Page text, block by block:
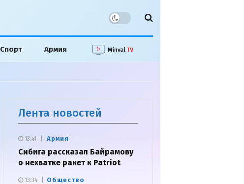
Спорт Армия
Лента новостей
Армия
Сибига рассказал Байрамову
о нехватке ракет к Patriot
13:41
Общество
13:34